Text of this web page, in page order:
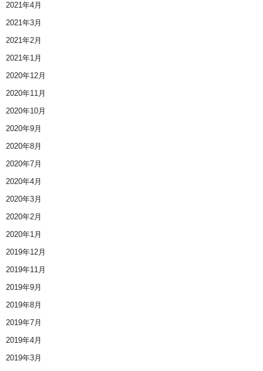
2021年4月
2021年3月
2021年2月
2021年1月
2020年12月
2020年11月
2020年10月
2020年9月
2020年8月
2020年7月
2020年4月
2020年3月
2020年2月
2020年1月
2019年12月
2019年11月
2019年9月
2019年8月
2019年7月
2019年4月
2019年3月